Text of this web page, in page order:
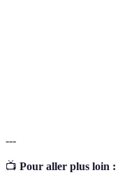
---
📺 Pour aller plus loin :